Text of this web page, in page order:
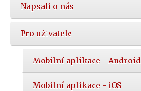
Napsali o nás
Pro uživatele
Mobilní aplikace - Android
Mobilní aplikace - iOS